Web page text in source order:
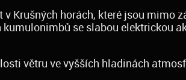
Krušných horách, které jsou mimo
se slabou elektrickou
větru ve vyšších hladinách